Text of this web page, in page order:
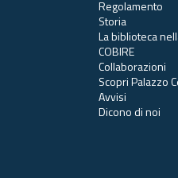
Regolamento
Storia
La biblioteca
COBIRE
Collaborazioni
Scopri Palazzo
Avvisi
Dicono di noi